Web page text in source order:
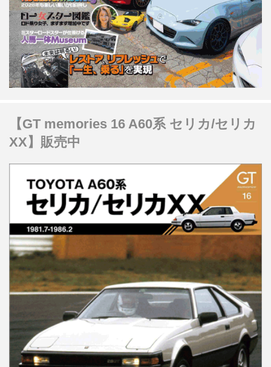
【GT memories 16 A60系 セリカ/セリカ
XX】販売中